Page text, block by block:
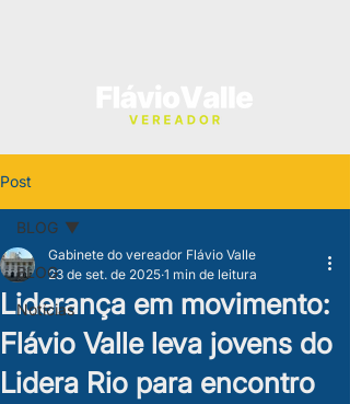
Post
BLOG
Notícias
BLOG
Liderança em movimento:
Flávio Valle leva jovens do
Lidera Rio para encontro
Gabinete do vereador Flávio Valle
23 de set. de 2025 1 min de leitura